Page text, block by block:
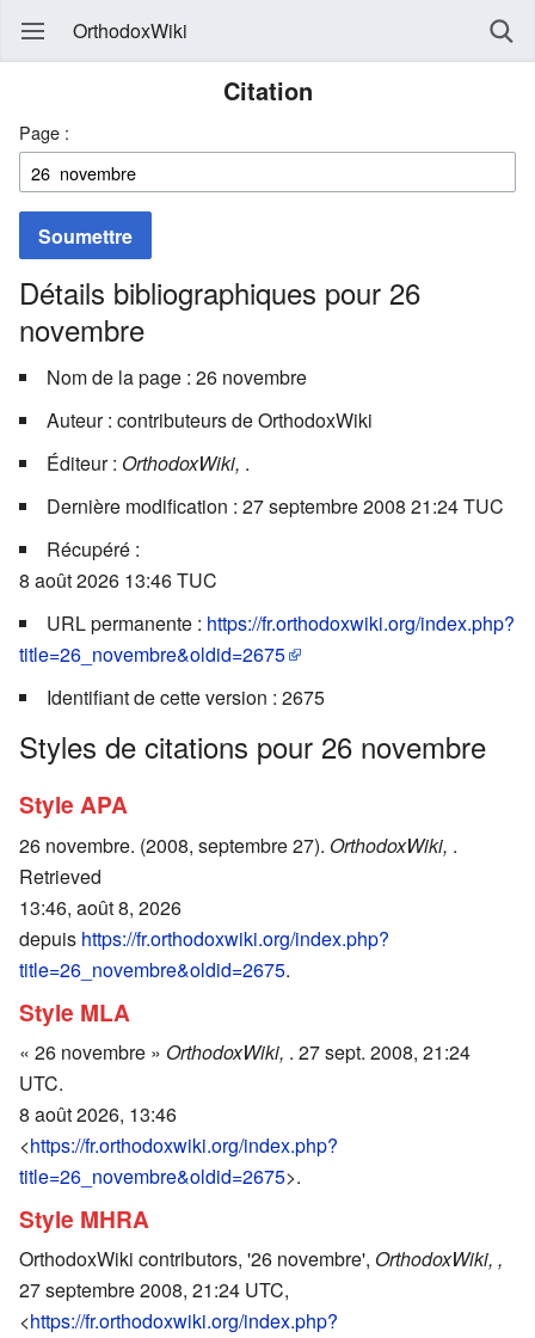
OrthodoxWiki
Citation
Page :
Soumettre
Détails bibliographiques pour 26
novembre
Nom de la page : 26 novembre
Auteur : contributeurs de OrthodoxWiki
Éditeur : OrthodoxWiki, .
Dernière modification : 27 septembre 2008 21:24 TUC
Récupéré :
8 août 2026 13:46 TUC
URL permanente : https://fr.orthodoxwiki.org/index.php?
title=26_novembre&oldid=2675
Identifiant de cette version : 2675
Styles de citations pour 26 novembre
Style APA
26 novembre. (2008, septembre 27). OrthodoxWiki, .
Retrieved
13:46, août 8, 2026
depuis https://fr.orthodoxwiki.org/index.php?
title=26_novembre&oldid=2675.
Style MLA
« 26 novembre » OrthodoxWiki, . 27 sept. 2008, 21:24
UTC.
8 août 2026, 13:46
<https://fr.orthodoxwiki.org/index.php?
title=26_novembre&oldid=2675>.
Style MHRA
OrthodoxWiki contributors, '26 novembre', OrthodoxWiki, ,
27 septembre 2008, 21:24 UTC,
<https://fr.orthodoxwiki.org/index.php?